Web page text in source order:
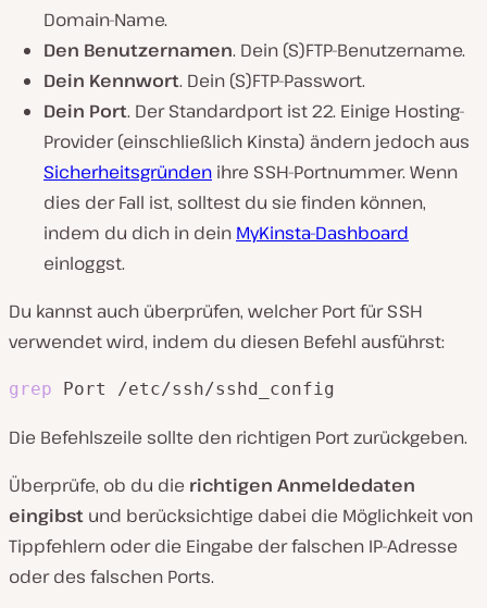
Domain-Name.
Den Benutzernamen. Dein (S)FTP-Benutzername.
Dein Kennwort. Dein (S)FTP-Passwort.
Dein Port. Der Standardport ist 22. Einige Hosting-
Provider (einschließlich Kinsta) ändern jedoch aus
Sicherheitsgründen ihre SSH-Portnummer. Wenn
dies der Fall ist, solltest du sie finden können,
indem du dich in dein MyKinsta-Dashboard
einloggst.
Du kannst auch überprüfen, welcher Port für SSH
verwendet wird, indem du diesen Befehl ausführst:
grep Port /etc/ssh/sshd_config
Die Befehlszeile sollte den richtigen Port zurückgeben.
Überprüfe, ob du die richtigen Anmeldedaten
eingibst und berücksichtige dabei die Möglichkeit von
Tippfehlern oder die Eingabe der falschen IP-Adresse
oder des falschen Ports.